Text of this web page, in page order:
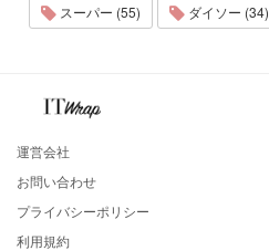
スーパー (55)
ダイソー (34)
運営会社
お問い合わせ
プライバシーポリシー
利用規約